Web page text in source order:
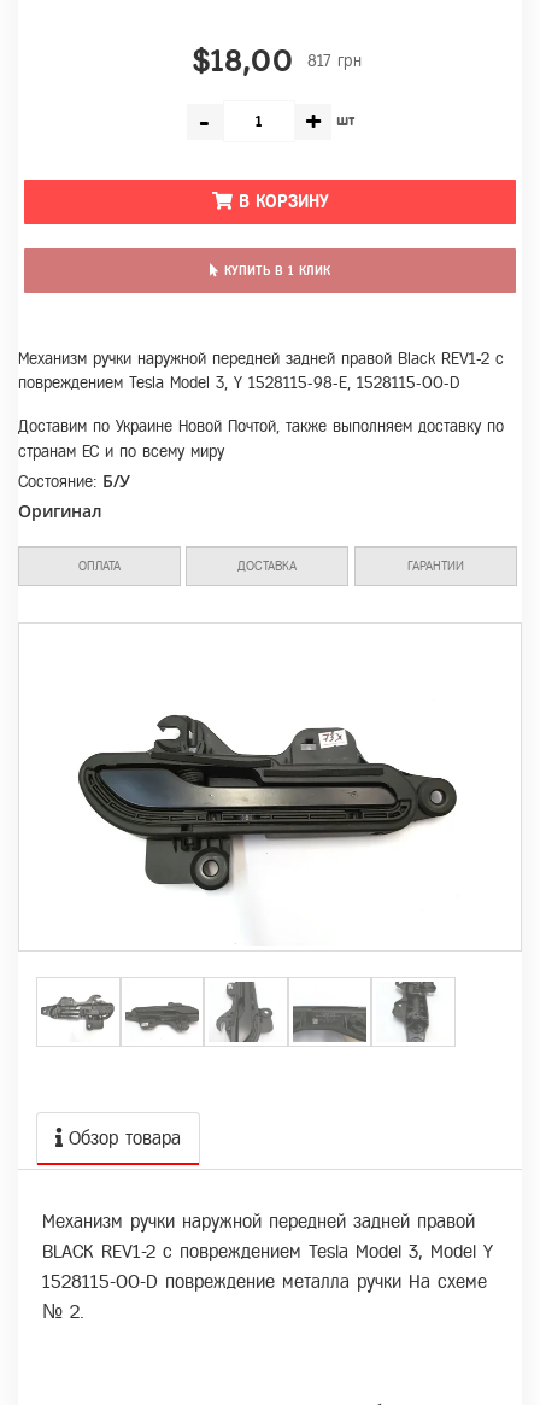
$18,00 817 грн
- + шт
В КОРЗИНУ
КУПИТЬ В 1 КЛИК
Механизм ручки наружной передней задней правой Black REV1-2 с
повреждением Tesla Model 3, Y 1528115-98-E, 1528115-00-D
Доставим по Украине Новой Почтой, также выполняем доставку по
странам ЕС и по всему миру
Состояние: Б/У
Оригинал
ОПЛАТА ДОСТАВКА ГАРАНТИИ
Обзор товара
Механизм ручки наружной передней задней правой
BLACK REV1-2 с повреждением Tesla Model 3, Model Y
1528115-00-D повреждение металла ручки На схеме
№ 2.